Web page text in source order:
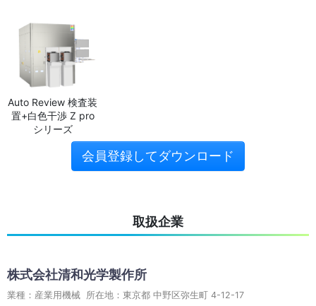
Auto Review 検査装
置+白色干渉 Z pro
シリーズ
会員登録してダウンロード
取扱企業
株式会社清和光学製作所
業種：産業用機械 所在地：東京都 中野区弥生町 4-12-17